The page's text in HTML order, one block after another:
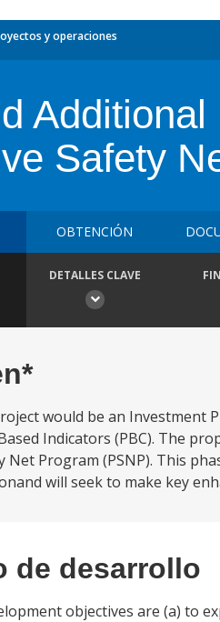
y operaciones
Safety
OBTENCIÓN
DETALLES CLAVE
would be an Investment
Indicators (PBC). The
Net Program (PSNP). This
will seek to make key
de desarrollo
objectives are (a) to